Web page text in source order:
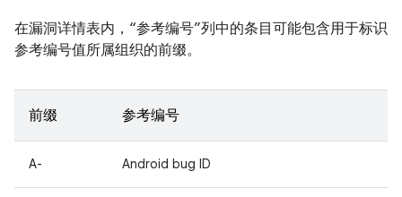
在漏洞详情表内，“参考编号”列中的条目可能包含用于标识
参考编号值所属组织的前缀。
前缀 参考编号
A- Android bug ID